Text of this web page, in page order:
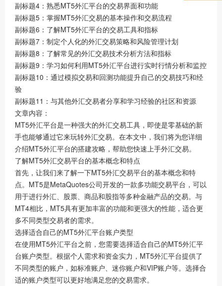
副标题4：熟悉MT5外汇平台的交易界面和功能
副标题5：掌握MT5外汇交易的基本操作和交易流程
副标题6：了解MT5外汇平台的交易工具和指标
副标题7：制定个人化的外汇交易策略和风险管理计划
副标题8：了解常见的外汇交易技术分析方法和指标
副标题9：学习如何利用MT5外汇平台进行实时行情分析和监控
副标题10：通过模拟交易和回测功能提升自己的交易技巧和经
验
副标题11：与其他外汇交易者分享和学习经验的社区和资源
文章内容：
MT5外汇平台是一种强大的外汇交易工具，即使是零基础的新
手也能够通过它来玩转外汇交易。在本文中，我们将为您详细
介绍MT5外汇平台的搭建攻略，帮助您快速上手外汇交易。
了解MT5外汇交易平台的基本概念和特点
首先，让我们来了解一下MT5外汇交易平台的基本概念和特
点。MT5是MetaQuotes公司开发的一款多功能交易平台，可以
用于进行外汇、股票、商品和股指等多种金融产品的交易。与
MT4相比，MT5具有更加丰富的功能和更强大的性能，适合更
多不同类型交易者的需求。
选择适合自己的MT5外汇平台账户类型
在使用MT5外汇平台之前，您需要选择适合自己的MT5外汇平
台账户类型。根据个人需求和资金实力，MT5外汇平台提供了
不同类型的账户，如标准账户、迷你账户和VIP账户等。选择合
适的账户类型可以更好地满足您的交易需求。